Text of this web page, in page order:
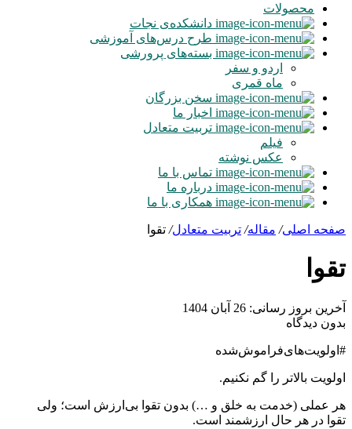
محصولات
دانشکده‌ی نجات
طرح درس‌های آموزشی
بسته‌های پرورشی
اردو و سفر
ماه‌ قمری
سخن بزرگان
اخبار ما
تربیت متعادل
فیلم
عکس نوشته
تماس با ما
درباره ما
همکاری با ما
صفحه اصلی/ مقاله/ تربیت متعادل/ تقوا
تقوا
آخرین بروز رسانی: 26 آبان 1404
بدون دیدگاه
#اولویت‌های‌فراموش‌شده
اولویت‌ بالاتر را گم نکنیم.
هر عملی (خدمت به خلق و …) بدون تقوا بی‌ارزش است؛ ولی
تقوا در هر حال ارزشمند است.